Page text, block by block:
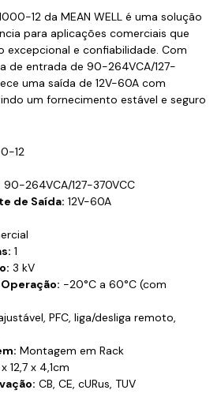
12 da MEAN WELL é uma solução
para aplicações comerciais que
excepcional e confiabilidade. Com
de entrada de 90-264VCA/127-
uma saída de 12V-60A com
um fornecimento estável e seguro
12
90-264VCA/127-370VCC
de Saída: 12V-60A
1
3 kV
-20°C a 60°C (com
PFC, liga/desliga remoto,
Montagem em Rack
12,7 x 4,1cm
CB, CE, cURus, TUV